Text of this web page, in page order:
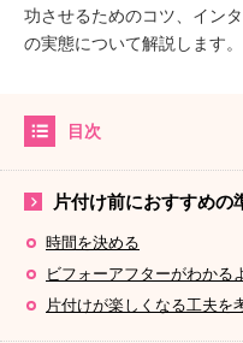
功させるためのコツ、イン
の実態について解説します。
目次
片付け前におすすめの
時間を決める
ビフォーアフターがわかる
片付けが楽しくなる工夫を